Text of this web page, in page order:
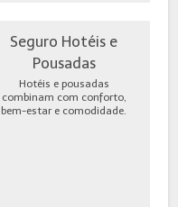
Seguro Hotéis e
Pousadas
Hotéis e pousadas
combinam com conforto,
bem-estar e comodidade.